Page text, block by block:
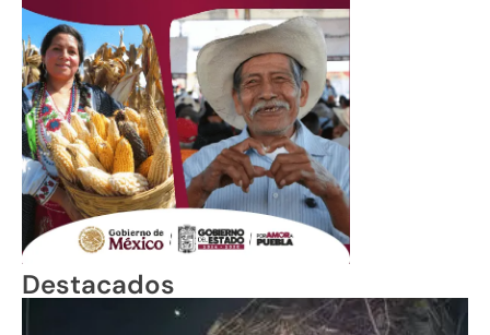
Destacados